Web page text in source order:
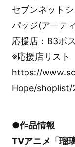
セブンネット
パッジ(アーテ
応援店：B3ポ
※応援店リスト
https://
Hope/
●作品情報
TVアニメ「瑠